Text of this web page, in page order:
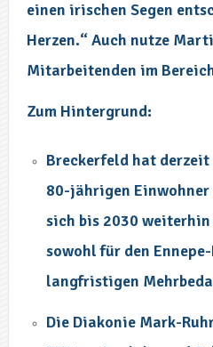
einen irischen Segen
Herzen.“ Auch nutze
Mitarbeitenden im
Zum Hintergrund:
Breckerfeld hat
80-jährigen
sich bis 2030
sowohl für den
langfristigen
Die Diakonie Mark-